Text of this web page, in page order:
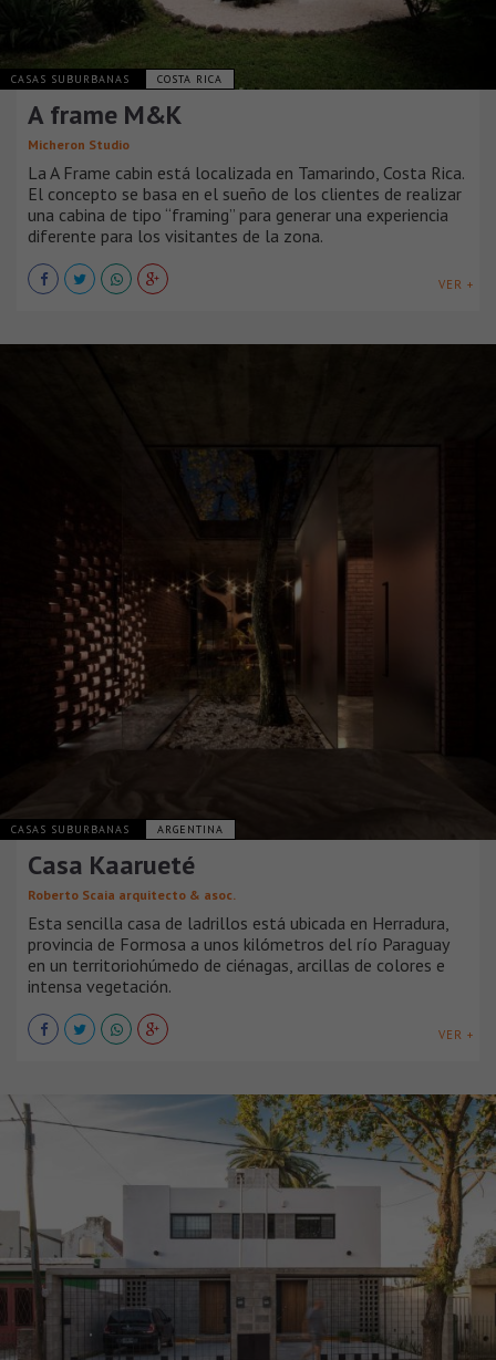
CASAS SUBURBANAS COSTA RICA
A frame M&K
Micheron Studio
La A Frame cabin está localizada en Tamarindo, Costa Rica.
El concepto se basa en el sueño de los clientes de realizar
una cabina de tipo “framing” para generar una experiencia
diferente para los visitantes de la zona.
VER +
CASAS SUBURBANAS ARGENTINA
Casa Kaarueté
Roberto Scaia arquitecto & asoc.
Esta sencilla casa de ladrillos está ubicada en Herradura,
provincia de Formosa a unos kilómetros del río Paraguay
en un territoriohúmedo de ciénagas, arcillas de colores e
intensa vegetación.
VER +